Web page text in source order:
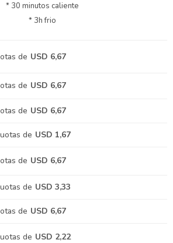
* 30 minutos caliente
* 3h frio
de USD 6,67
de USD 6,67
de USD 6,67
de USD 1,67
de USD 6,67
de USD 3,33
de USD 6,67
de USD 2,22